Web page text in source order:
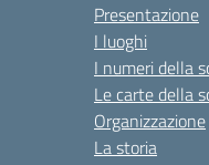
Presentazione
I luoghi
I numeri della
Le carte della
Organizzazione
La storia